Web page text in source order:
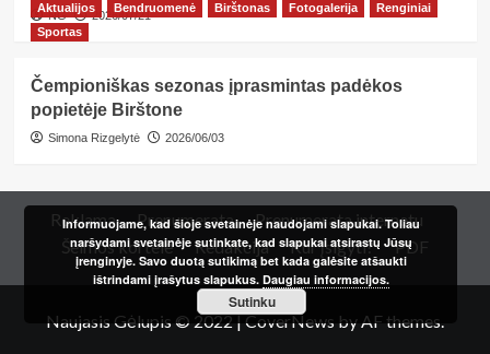
NG 2026/07/21
Aktualijos Bendruomenė Birštonas Fotogalerija
Renginiai
Sportas
Čempioniškas sezonas įprasmintas padėkos
popietėje Birštone
Simona Rizgelytė 2026/06/03
Reklama Prenumerata
Prenumerata internetu
Šeimos kortelė
Redakcija Kur įsigyti? PDF
Naujasis Gėlupis © 2022|CoverNews by AF themes.
Informuojame, kad šioje svetainėje naudojami slapukai. Toliau
naršydami svetainėje sutinkate, kad slapukai atsirastų Jūsų
įrenginyje. Savo duotą sutikimą bet kada galėsite atšaukti
ištrindami įrašytus slapukus. Daugiau informacijos.
Sutinku